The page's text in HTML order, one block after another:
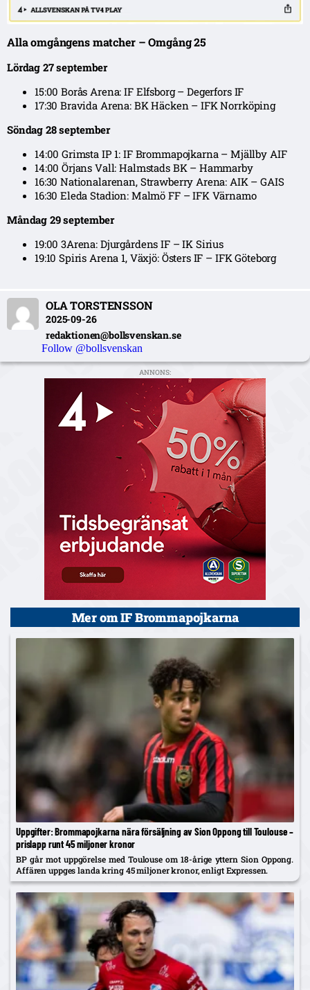
Alla omgångens matcher – Omgång 25
Lördag 27 september
15:00 Borås Arena: IF Elfsborg – Degerfors IF
17:30 Bravida Arena: BK Häcken – IFK Norrköping
Söndag 28 september
14:00 Grimsta IP 1: IF Brommapojkarna – Mjällby AIF
14:00 Örjans Vall: Halmstads BK – Hammarby
16:30 Nationalarenan, Strawberry Arena: AIK – GAIS
16:30 Eleda Stadion: Malmö FF – IFK Värnamo
Måndag 29 september
19:00 3Arena: Djurgårdens IF – IK Sirius
19:10 Spiris Arena 1, Växjö: Östers IF – IFK Göteborg
OLA TORSTENSSON
2025-09-26
redaktionen@bollsvenskan.se
Follow @bollsvenskan
ANNONS:
Mer om IF Brommapojkarna
Uppgifter: Brommapojkarna nära försäljning av Sion Oppong till Toulouse –
prislapp runt 45 miljoner kronor
BP går mot uppgörelse med Toulouse om 18-årige yttern Sion Oppong.
Affären uppges landa kring 45 miljoner kronor, enligt Expressen.